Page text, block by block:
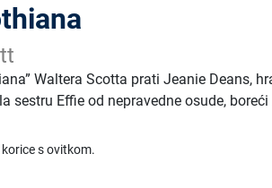
Waltera Scotta prati Jeanie Deans,
sestru Effie od nepravedne osude,
korice s ovitkom.